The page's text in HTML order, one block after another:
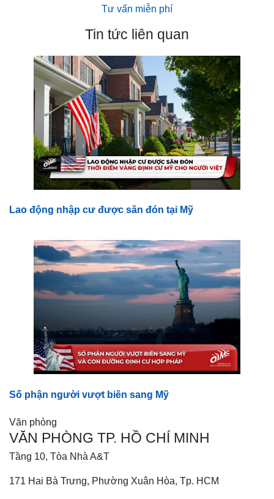
Tư vấn miễn phí
Tin tức liên quan
Lao động nhập cư được săn đón tại Mỹ
Số phận người vượt biên sang Mỹ
Văn phòng
VĂN PHÒNG TP. HỒ CHÍ MINH
Tầng 10, Tòa Nhà A&T
171 Hai Bà Trưng, Phường Xuân Hòa, Tp. HCM